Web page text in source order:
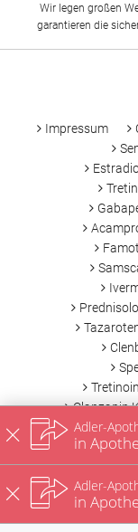
Wir legen großen
garantieren die
Impressum
Olanzapin
Adler-
in
Adler-
in